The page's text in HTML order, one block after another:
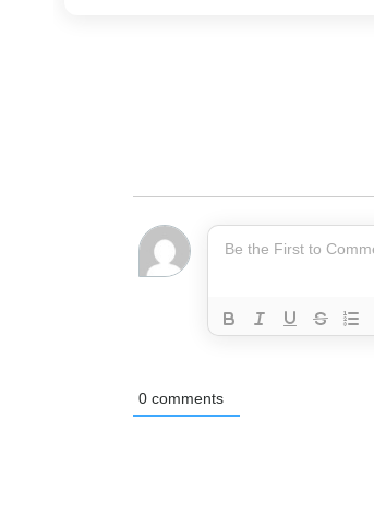
0comments